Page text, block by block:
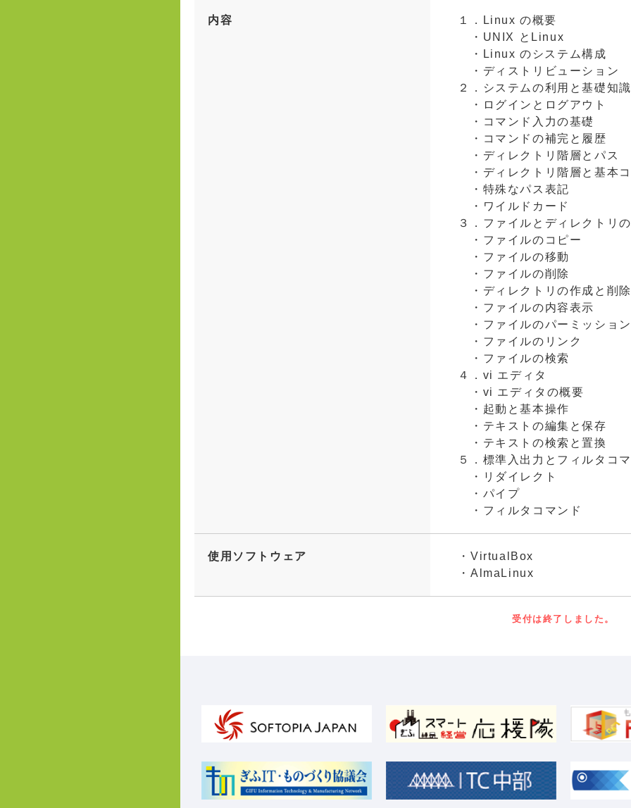
内容
１．Linux の概要
・UNIX とLinux
・Linux のシステム構成
・ディストリビューション
２．システムの利用と基礎知識
・ログインとログアウト
・コマンド入力の基礎
・コマンドの補完と履歴
・ディレクトリ階層とパス
・ディレクトリ階層と基本コ
・特殊なパス表記
・ワイルドカード
３．ファイルとディレクトリ
・ファイルのコピー
・ファイルの移動
・ファイルの削除
・ディレクトリの作成と削除
・ファイルの内容表示
・ファイルのパーミッション
・ファイルのリンク
・ファイルの検索
４．vi エディタ
・vi エディタの概要
・起動と基本操作
・テキストの編集と保存
・テキストの検索と置換
５．標準入出力とフィルタコ
・リダイレクト
・パイプ
・フィルタコマンド
使用ソフトウェア
・VirtualBox
・AlmaLinux
受付は終了しました。